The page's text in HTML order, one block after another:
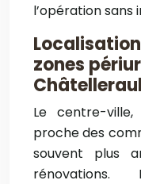
l’opération sans
zones
Le centre-
proche des
souvent plus